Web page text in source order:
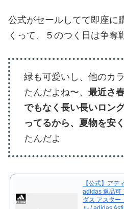
公式がセールしてて即座に
くって、５のつく日は争奪
緑も可愛いし、他のカ
たんだよね〜、 最近さ
でもなく長い長いロン
ってるから、夏物を安
たんだよ
【公式】アデ
adidas 返品可
ダス アスター